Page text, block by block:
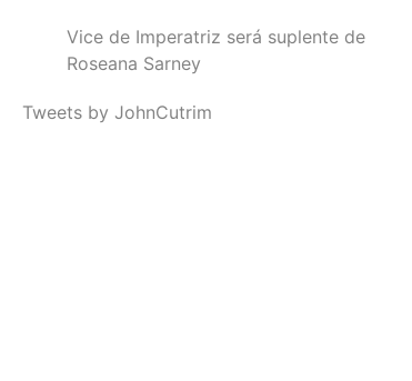
Vice de Imperatriz será suplente de
Roseana Sarney
Tweets by JohnCutrim